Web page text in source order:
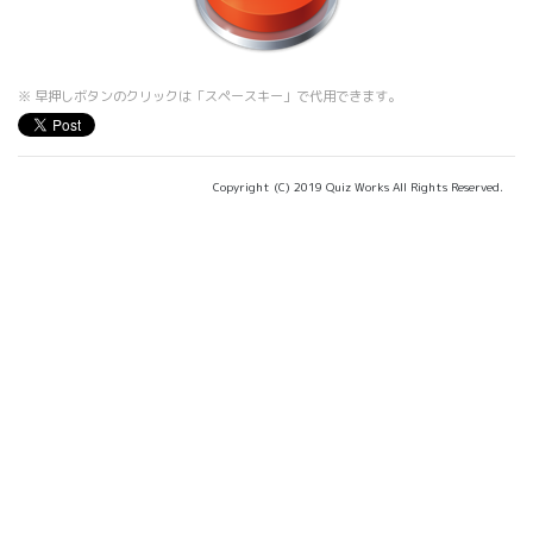
※ 早押しボタンのクリックは「スペースキー」で代用できます。
Copyright (C) 2019 Quiz Works All Rights Reserved.